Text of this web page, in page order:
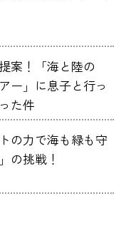
案！「海と陸の
ー」に息子と行っ
た件
の力で海も緑も守
の挑戦！